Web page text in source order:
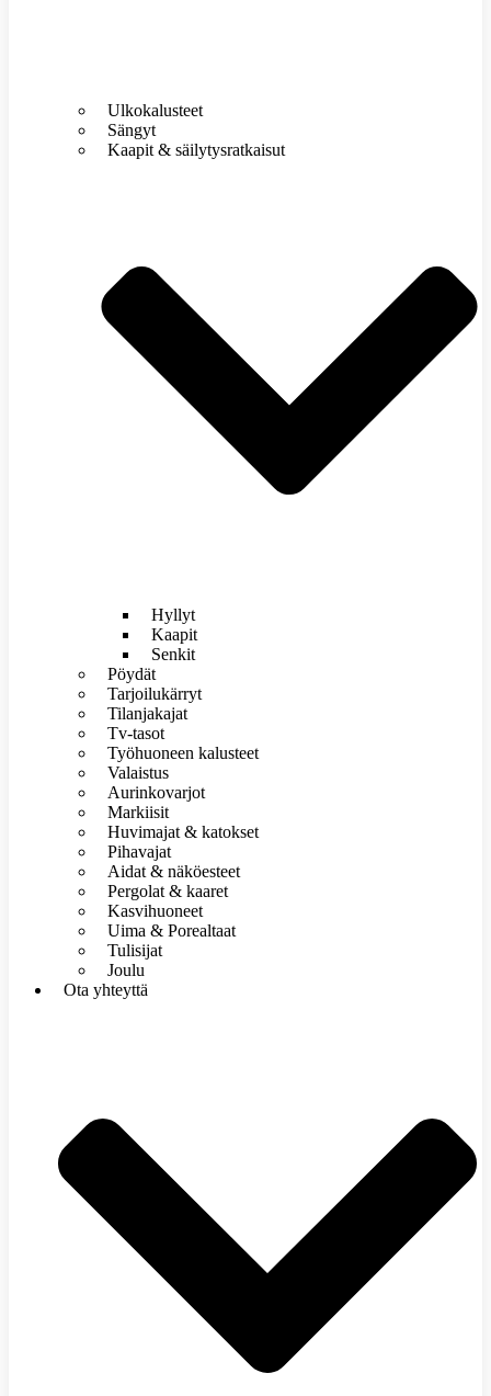
Ulkokalusteet
Sängyt
Kaapit & säilytysratkaisut
Hyllyt
Kaapit
Senkit
Pöydät
Tarjoilukärryt
Tilanjakajat
Tv-tasot
Työhuoneen kalusteet
Valaistus
Aurinkovarjot
Markiisit
Huvimajat & katokset
Pihavajat
Aidat & näköesteet
Pergolat & kaaret
Kasvihuoneet
Uima & Porealtaat
Tulisijat
Joulu
Ota yhteyttä